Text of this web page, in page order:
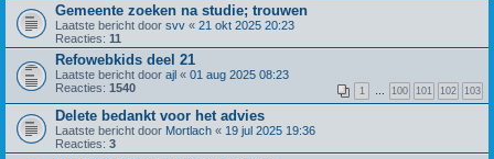
Gemeente zoeken na studie; trouwen
Laatste bericht door svv « 21 okt 2025 20:23
Reacties: 11
Refowebkids deel 21
Laatste bericht door ajl « 01 aug 2025 08:23
Reacties: 1540 1 100 101 102 103
Delete bedankt voor het advies
Laatste bericht door Mortlach « 19 jul 2025 19:36
Reacties: 3